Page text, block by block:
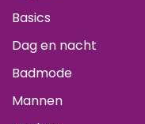
Basics
Dag en nacht
Badmode
Mannen